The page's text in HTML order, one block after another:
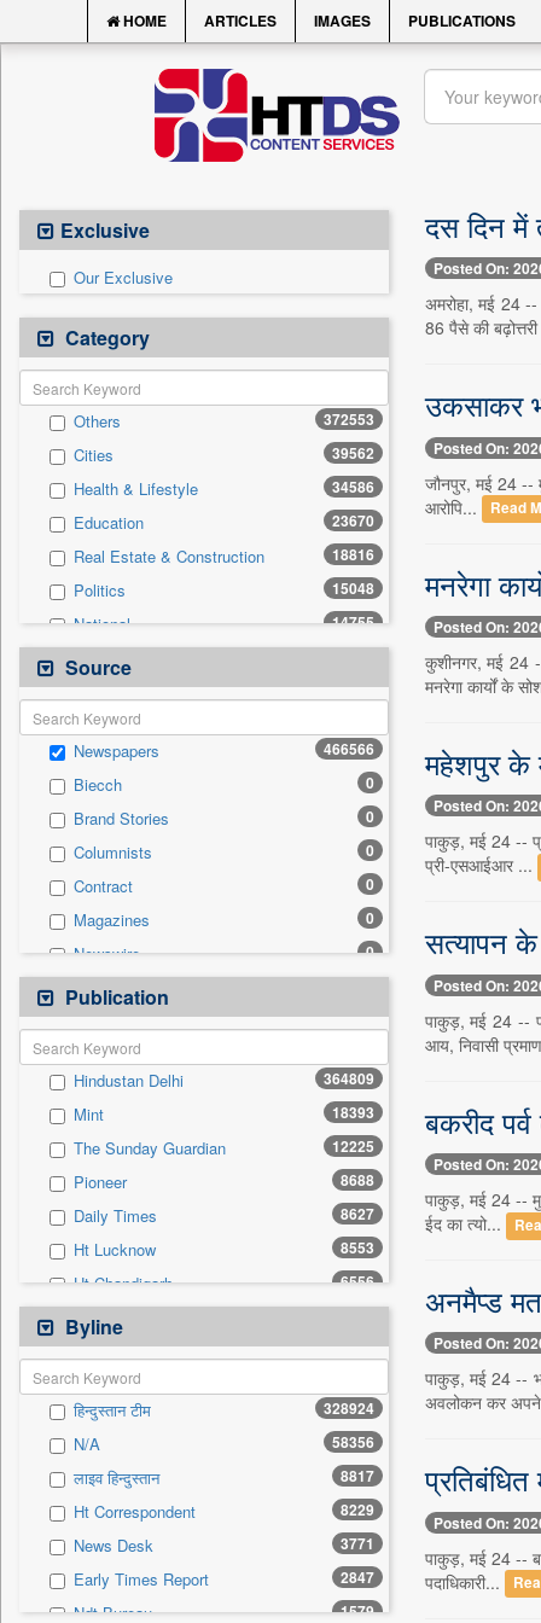
HOME ARTICLES IMAGES PUBLICATIONS
Exclusive
Our Exclusive
Category
Others 372553
Cities 39562
Health & Lifestyle 34586
Education 23670
Real Estate & Construction 18816
Politics 15048
National 14755
Technology
Business & Finance 12015
Sports
International 7757
Travel 3008
Employment 2211
Entertainment 2195
Auto 1396
General News 0
Government News 0
Press Release
Source
Newspapers 466566
Biecch 0
Brand Stories 0
Columnists 0
Contract 0
Magazines 0
Newswire 0
Online News
Patentwipo 0
Press Release
Sec 0
Solicitation 0
Publication
Hindustan Delhi 364809
Mint 18393
The Sunday Guardian 12225
Pioneer 8688
Daily Times 8627
Ht Lucknow 8553
Ht Chandigarh 6556
Siasat Daily
Ht Mumbai 3070
Early Times
Herald Goa 2873
Daily News Sri Lanka 1926
Kashmir Images 1889
Ekantipur.com 1764
The New Nation 1704
Daily Mirror Sri Lanka 1630
Byline
हिन्दुस्तान टीम 328924
N/A 58356
लाइव हिन्दुस्तान 8817
Ht Correspondent 8229
News Desk 3771
Early Times Report 2847
Ndt Bureau 1579
दस दिन में
Posted On:
अमरोहा, मई 24
86 पैसे की
उकसाकर
Posted On:
जौनपुर, मई 24 --
आरोपि...
Read
मनरेगा
Posted On:
कुशीनगर, मई 24
मनरेगा कार्यों के
महेशपुर के
Posted On:
पाकुड़, मई 24 --
प्री-एसआईआर ...
सत्यापन के
Posted On:
पाकुड़, मई 24 --
आय, निवासी
बकरीद
Posted On:
पाकुड़, मई 24 --
ईद का त्यो...
अनमैप्ड
Posted On:
पाकुड़, मई 24 --
अवलोकन कर
Posted On:
पाकुड़, मई 24 --
पदाधिकारी...